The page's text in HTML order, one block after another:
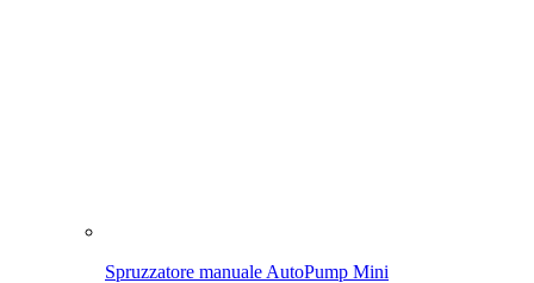
Spruzzatore manuale AutoPump Mini